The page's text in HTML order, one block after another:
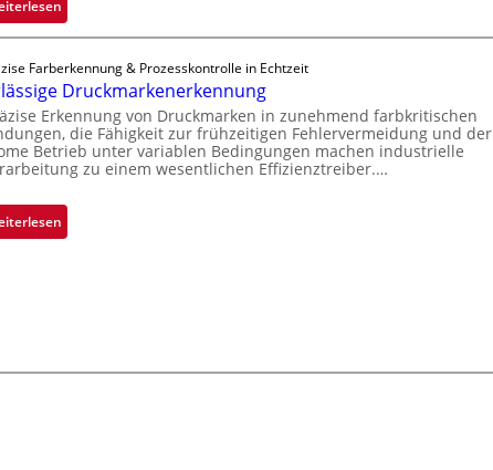
n
e
r
e
a
c
s
S
-
n
m
m
t
D
a
k
V
i
p
l
a
n
t
b
e
e
:
Z
d
a
r
L
a
s
b
r
Farberkennung & Prozesskontrolle in Echtzeit
Druckmarkenerkennung
Erkennung von Druckmarken in zunehmend farbkritischen
die Fähigkeit zur frühzeitigen Fehlervermeidung und der
Betrieb unter variablen Bedingungen machen industrielle
zu einem wesentlichen Effizienztreiber.…
:
Z